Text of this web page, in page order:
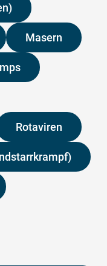
Masern
Rotaviren